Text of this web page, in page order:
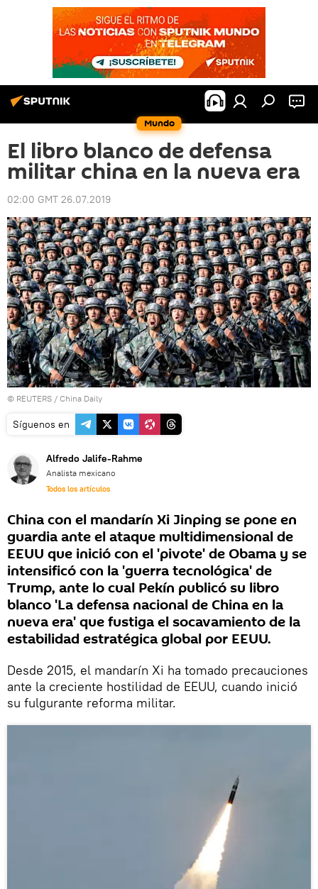
Mundo
El libro blanco de defensa
militar china en la nueva era
02:00 GMT 26.07.2019
© REUTERS / China Daily
Síguenos en
Alfredo Jalife-Rahme
Analista mexicano
Todos los artículos
China con el mandarín Xi Jinping se pone en
guardia ante el ataque multidimensional de
EEUU que inició con el 'pivote' de Obama y se
intensificó con la 'guerra tecnológica' de
Trump, ante lo cual Pekín publicó su libro
blanco 'La defensa nacional de China en la
nueva era' que fustiga el socavamiento de la
estabilidad estratégica global por EEUU.
Desde 2015, el mandarín Xi ha tomado precauciones
ante la creciente hostilidad de EEUU, cuando inició
su fulgurante reforma militar.